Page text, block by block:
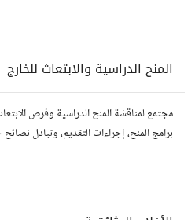
المنح الدراسية والابتعاث للخارج
مجتمع لمناقشة المنح الدراسية وفرص
برامج المنح، إجراءات التقديم، وتبادل